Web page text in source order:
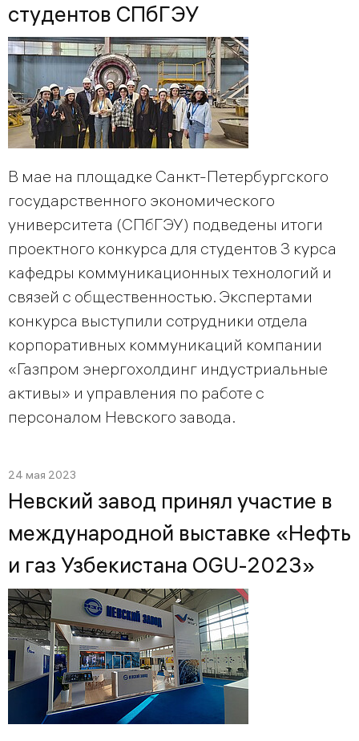
студентов СПбГЭУ
В мае на площадке Санкт-Петербургского
государственного экономического
университета (СПбГЭУ) подведены итоги
проектного конкурса для студентов 3 курса
кафедры коммуникационных технологий и
связей с общественностью. Экспертами
конкурса выступили сотрудники отдела
корпоративных коммуникаций компании
«Газпром энергохолдинг индустриальные
активы» и управления по работе с
персоналом Невского завода.
24 мая 2023
Невский завод принял участие в
международной выставке «Нефть
и газ Узбекистана OGU-2023»